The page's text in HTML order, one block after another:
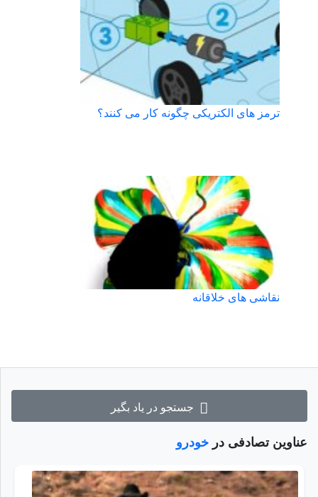
جستجو در یاد بگیر
عناوین تصادفی در خودرو
ترمز های الکتریکی چگونه کار می کنند؟
نقاشی های خلاقانه